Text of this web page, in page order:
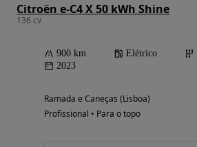
Citroën e-C4 X 50 kWh Shine
136 cv
900 km Elétrico
2023
Ramada e Caneças (Lisboa)
Profissional • Para o topo